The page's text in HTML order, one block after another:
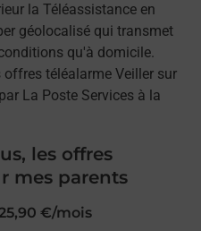
la Téléassistance en
géolocalisé qui transmet
qu'à domicile.
offres téléalarme Veiller sur
La Poste Services à la
les offres
mes parents
€/mois